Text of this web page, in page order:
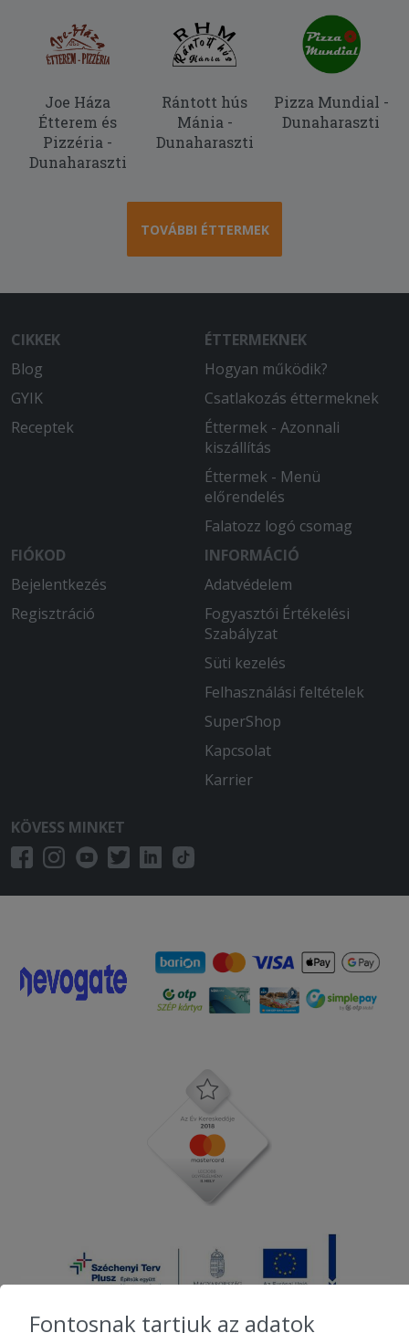
Joe Háza
Étterem és
Pizzéria -
Dunaharaszti
Rántott hús
Mánia -
Dunaharaszti
Pizza Mundial -
Dunaharaszti
TOVÁBBI ÉTTERMEK
CIKKEK
Blog
GYIK
Receptek
ÉTTERMEKNEK
Hogyan működik?
Csatlakozás éttermeknek
Éttermek - Azonnali
kiszállítás
Éttermek - Menü
előrendelés
Falatozz logó csomag
FIÓKOD
Bejelentkezés
Regisztráció
INFORMÁCIÓ
Adatvédelem
Fogyasztói Értékelési
Szabályzat
Süti kezelés
Felhasználási feltételek
SuperShop
Kapcsolat
Karrier
KÖVESS MINKET
Fontosnak tartjuk az adatok